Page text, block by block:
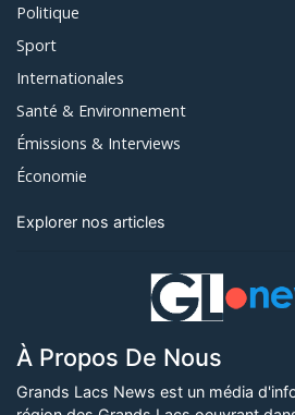
Politique
Sport
Internationales
Santé & Environnement
Émissions & Interviews
Économie
Explorer nos articles
À Propos De Nous
Grands Lacs News est un média